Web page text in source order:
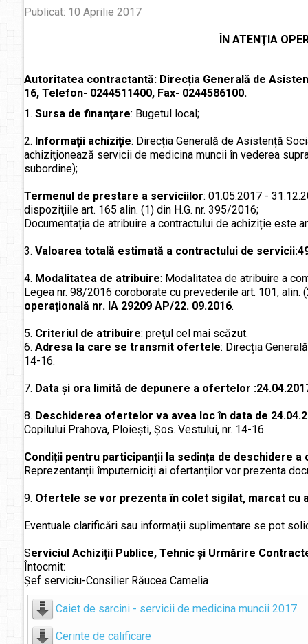
Publicat: 10 Aprilie 2017
ÎN ATENŢIA
Autoritatea contractantă: Direcția Generală de
16, Telefon- 0244511400, Fax- 0244586100.
1. Sursa de finanţare: Bugetul local;
2. Informaţii achiziţie: Direcția Generală de Asistență
achiziţionează servicii de medicina muncii în vederea
subordine);
Termenul de prestare a serviciilor: 01.05.2017 -
dispoziţiile art. 165 alin. (1) din H.G. nr. 395/2016;
Documentația de atribuire a contractului de achiziție este
3. Valoarea totală estimată a contractului de
4. Modalitatea de atribuire: Modalitatea de atribuire a
Legea nr. 98/2016 coroborate cu prevederile art. 101,
operațională nr. IA 29209 AP/22. 09.2016.
5. Criteriul de atribuire: preţul cel mai scăzut.
6. Adresa la care se transmit ofertele: Direcția
14-16.
7. Data şi ora limită de depunere a ofertelor
8. Deschiderea ofertelor va avea loc în data de
Copilului Prahova, Ploiești, Șos. Vestului, nr. 14-16.
Condiții pentru participanții la sedința de deschidere
Reprezentanții împuterniciți ai ofertanților vor prezenta
9. Ofertele se vor prezenta în colet sigilat, marcat cu
Eventuale clarificări sau informaţii suplimentare se pot
Serviciul Achiziții Publice, Tehnic și Urmărire
Întocmit:
Şef serviciu-Consilier Răucea Camelia
Caiet de sarcini - servicii de medicina muncii 2017
Cerinte de calificare